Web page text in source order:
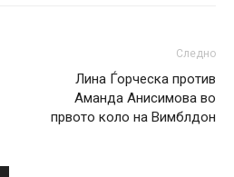
Следно
Лина Ѓорческа против
Аманда Анисимова во
првото коло на Вимблдон